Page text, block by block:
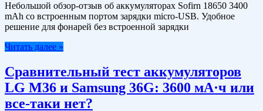
Небольшой обзор-отзыв об аккумуляторах Sofirn 18650 3400
mAh со встроенным портом зарядки micro-USB. Удобное
решение для фонарей без встроенной зарядки
Читать далее »
Сравнительный тест аккумуляторов
LG M36 и Samsung 36G: 3600 мА·ч или
все-таки нет?